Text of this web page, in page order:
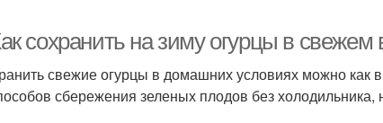
сохранить на зиму огурцы в
свежие огурцы в домашних условиях можно как
сбережения зеленых плодов без холодильника,